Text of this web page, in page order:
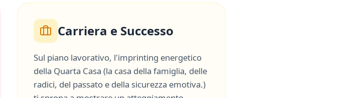
Carriera e Successo
Sul piano lavorativo, l'imprinting energetico
della Quarta Casa (la casa della famiglia, delle
radici, del passato e della sicurezza emotiva.)